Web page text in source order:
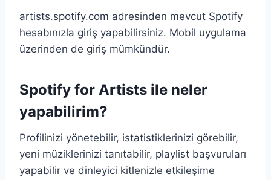
artists.spotify.com adresinden mevcut Spotify
hesabınızla giriş yapabilirsiniz. Mobil uygulama
üzerinden de giriş mümkündür.
Spotify for Artists ile neler
yapabilirim?
Profilinizi yönetebilir, istatistiklerinizi görebilir,
yeni müziklerinizi tanıtabilir, playlist başvuruları
yapabilir ve dinleyici kitlenizle etkileşime